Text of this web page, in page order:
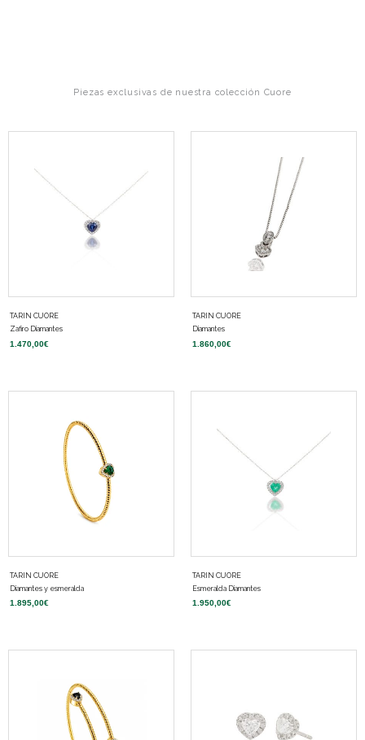
Piezas exclusivas de nuestra colección Cuore
TARIN CUORE
Zafiro Diamantes
1.470,00€
TARIN CUORE
Diamantes
1.860,00€
TARIN CUORE
Diamantes y esmeralda
1.895,00€
TARIN CUORE
Esmeralda Diamantes
1.950,00€